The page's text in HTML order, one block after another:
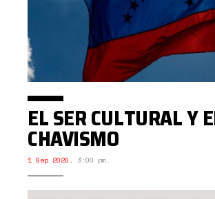
EL SER CULTURAL Y
CHAVISMO
1 Sep 2020 , 3:00 pm.